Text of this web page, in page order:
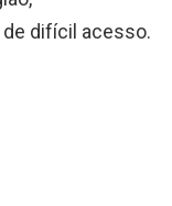
difícil acesso.